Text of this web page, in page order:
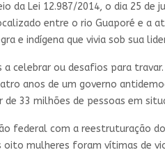
da Lei 12.987/2014, o dia 25 de
entre o rio Guaporé e a
e indígena que vivia sob sua
celebrar ou desafios para
anos de um governo
33 milhões de pessoas em
federal com a reestruturação
oito mulheres foram vítimas de